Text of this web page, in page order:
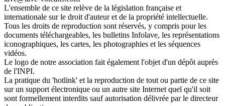
L'ensemble de ce site relève de la législation française et
internationale sur le droit d'auteur et de la propriété intellectuelle.
Tous les droits de reproduction sont réservés, y compris pour les
documents téléchargeables, les bulletins Infolave, les représentations
iconographiques, les cartes, les photographies et les séquences
vidéos.
Le logo de notre association fait également l'objet d'un dépôt auprès
de l'INPI.
La pratique du 'hotlink' et la reproduction de tout ou partie de ce site
sur un support électronique ou un autre site Internet quel qu'il soit
sont formellement interdits sauf autorisation délivrée par le directeur